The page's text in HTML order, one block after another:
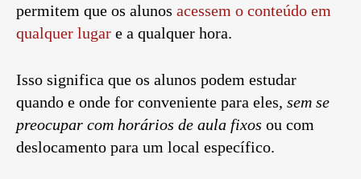
permitem que os alunos acessem o conteúdo em
qualquer lugar e a qualquer hora.
Isso significa que os alunos podem estudar
quando e onde for conveniente para eles, sem se
preocupar com horários de aula fixos ou com
deslocamento para um local específico.